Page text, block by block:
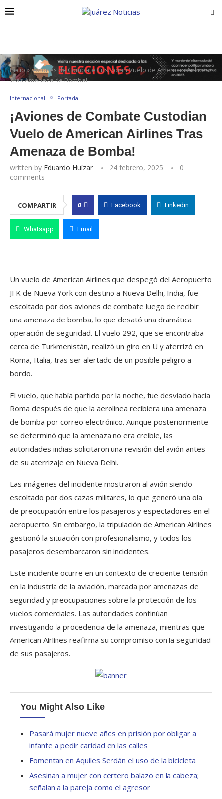
Inicio»¡Aviones de Combate Custodian Vuelo de American Airlines
Tras Amenaza de Bomba!
Internacional Portada
¡Aviones de Combate Custodian
Vuelo de American Airlines Tras
Amenaza de Bomba!
written by Eduardo Huízar 24 febrero, 2025
0
comments
COMPARTIR 0 Facebook Linkedin
Whatsapp Email
Un vuelo de American Airlines que despegó del Aeropuerto
JFK de Nueva York con destino a Nueva Delhi, India, fue
escoltado por dos aviones de combate luego de recibir
una amenaza de bomba, lo que desató una dramática
operación de seguridad. El vuelo 292, que se encontraba
cerca de Turkmenistán, realizó un giro en U y aterrizó en
Roma, Italia, tras ser alertado de un posible peligro a
bordo.
El vuelo, que había partido por la noche, fue desviado hacia
Roma después de que la aerolínea recibiera una amenaza
de bomba por correo electrónico. Aunque posteriormente
se determinó que la amenaza no era creíble, las
autoridades indias solicitaron una revisión del avión antes
de su aterrizaje en Nueva Delhi.
Las imágenes del incidente mostraron al avión siendo
escoltado por dos cazas militares, lo que generó una ola
de preocupación entre los pasajeros y espectadores en el
aeropuerto. Sin embargo, la tripulación de American Airlines
gestionó la situación con profesionalismo, y todos los
pasajeros desembarcaron sin incidentes.
Este incidente ocurre en un contexto de creciente tensión
en la industria de la aviación, marcada por amenazas de
seguridad y preocupaciones sobre la protección de los
vuelos comerciales. Las autoridades continúan
investigando la procedencia de la amenaza, mientras que
American Airlines reafirma su compromiso con la seguridad
de sus pasajeros.
You Might Also Like
Pasará mujer nueve años en prisión por obligar a
infante a pedir caridad en las calles
Fomentan en Aquiles Serdán el uso de la bicicleta
Asesinan a mujer con certero balazo en la cabeza;
señalan a la pareja como el agresor